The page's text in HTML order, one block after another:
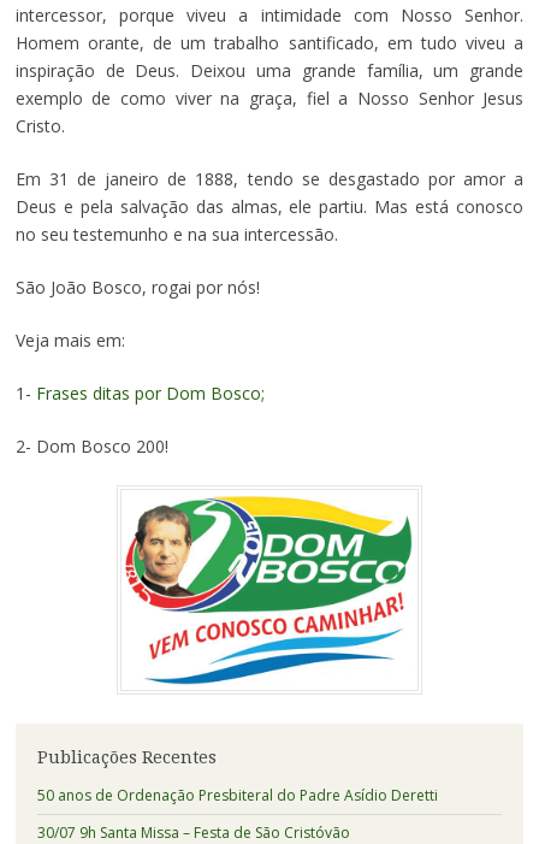
intercessor, porque viveu a intimidade com Nosso Senhor.
Homem orante, de um trabalho santificado, em tudo viveu a
inspiração de Deus. Deixou uma grande família, um grande
exemplo de como viver na graça, fiel a Nosso Senhor Jesus
Cristo.
Em 31 de janeiro de 1888, tendo se desgastado por amor a
Deus e pela salvação das almas, ele partiu. Mas está conosco
no seu testemunho e na sua intercessão.
São João Bosco, rogai por nós!
Veja mais em:
1- Frases ditas por Dom Bosco;
2- Dom Bosco 200!
Publicações Recentes
50 anos de Ordenação Presbiteral do Padre Asídio Deretti
30/07 9h Santa Missa – Festa de São Cristóvão